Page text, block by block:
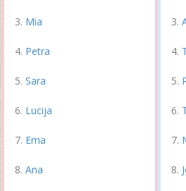
Mia
Petra
Sara
Lucija
Ema
Ana